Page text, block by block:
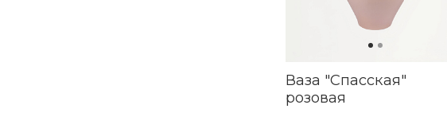
Ваза "Спасская"
розовая